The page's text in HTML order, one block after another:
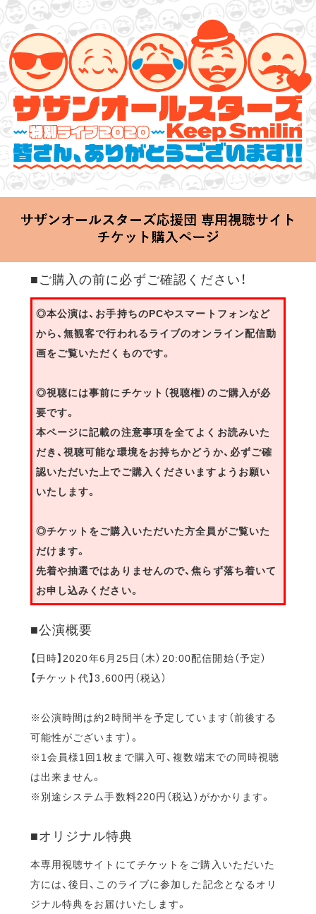
サザンオールスターズ 特別ライブ 2020
「Keep Smilin’～皆さん、ありがとうございます!!～」
2020.06.25 Thu 20:00 Start at 横浜アリーナ
■ご購入の前に必ずご確認ください！
◎本公演は、お手持ちのPCやスマートフォンなど
から、無観客で行われるライブのオンライン配信動
画をご覧いただくものです。
◎視聴には事前にチケット（視聴権）のご購入が必
要です。
本ページに記載の注意事項を全てよくお読みいた
だき、視聴可能な環境をお持ちかどうか、必ずご確
認いただいた上でご購入くださいますようお願い
いたします。
◎チケットをご購入いただいた方全員がご覧いた
だけます。
先着や抽選ではありませんので、焦らず落ち着いて
お申し込みください。
■公演概要
【日時】2020年6月25日（木）20:00配信開始（予定）
【チケット代】3,600円（税込）
※公演時間は約2時間半を予定しています（前後する
可能性がございます）。
※1会員様1回1枚まで購入可、複数端末での同時視聴
は出来ません。
※別途システム手数料220円（税込）がかかります。
■オリジナル特典
本専用視聴サイトにてチケットをご購入いただいた
方には、後日、このライブに参加した記念となるオリ
ジナル特典をお届けいたします。